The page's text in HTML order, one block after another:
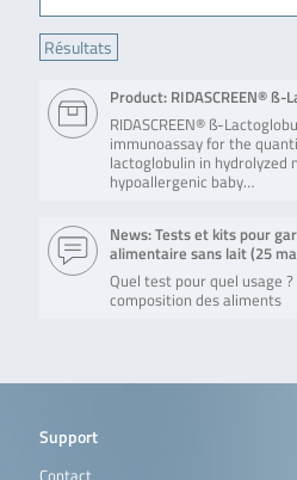
Product: RIDASCREEN® ß-
RIDASCREEN® ß-
immunoassay for the
lactoglobulin in hydrolyzed
hypoallergenic baby…
News: Tests et kits pour
alimentaire sans lait (25
Quel test pour quel usage
composition des aliments
Support
Contact